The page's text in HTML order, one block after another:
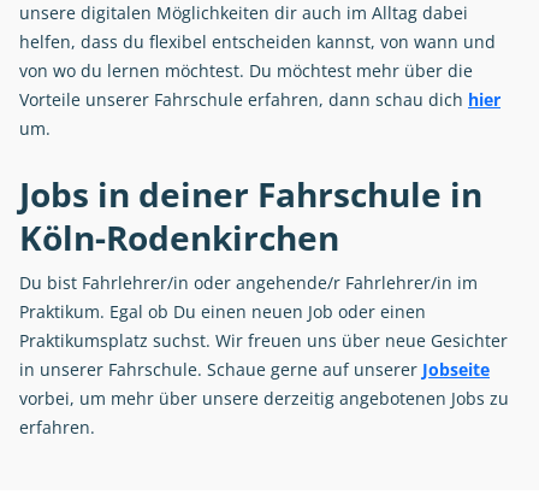
unsere digitalen Möglichkeiten dir auch im Alltag dabei
helfen, dass du flexibel entscheiden kannst, von wann und
von wo du lernen möchtest. Du möchtest mehr über die
Vorteile unserer Fahrschule erfahren, dann schau dich hier
um.
Jobs in deiner Fahrschule in
Köln-Rodenkirchen
Du bist Fahrlehrer/in oder angehende/r Fahrlehrer/in im
Praktikum. Egal ob Du einen neuen Job oder einen
Praktikumsplatz suchst. Wir freuen uns über neue Gesichter
in unserer Fahrschule. Schaue gerne auf unserer Jobseite
vorbei, um mehr über unsere derzeitig angebotenen Jobs zu
erfahren.